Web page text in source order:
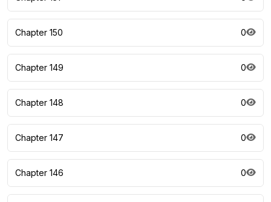
Chapter 150 0
Chapter 149 0
Chapter 148 0
Chapter 147 0
Chapter 146 0